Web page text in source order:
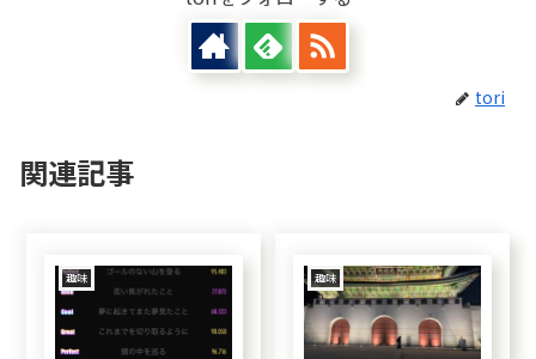
tori
関連記事
趣味 趣味